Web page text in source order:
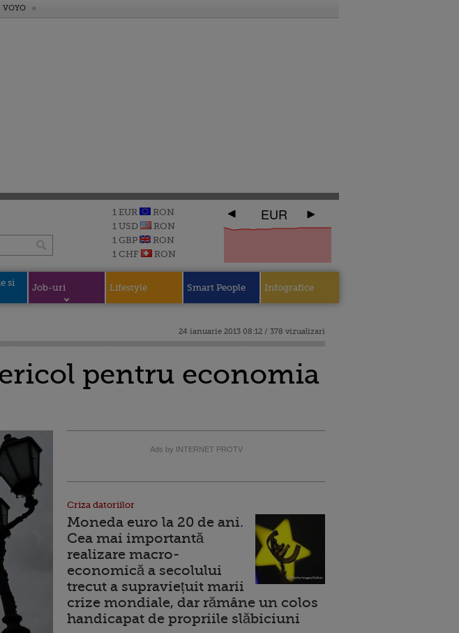
VOYO
1 EUR
RON
1 USD
RON
1 GBP
RON
1 CHF
RON
EUR
si
Job-uri Lifestyle Smart People Infografice
24 ianuarie 2013 08:12 / 378 vizualizari
pentru economia
Ads by INTERNET PROTV
Criza datoriilor
Moneda euro la 20 de ani.
Cea mai importantă
realizare macro-
economică a secolului
trecut a supraviețuit marii
crize mondiale, dar rămâne un colos
handicapat de propriile slăbiciuni